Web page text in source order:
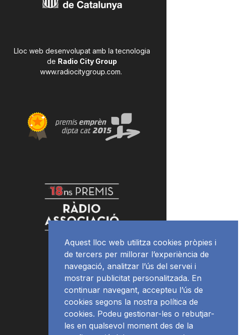
Lloc web desenvolupat amb la tecnologia
de Radio City Group
www.radiocitygroup.com.
Aquest lloc web utilitza cookies pròpies i
de tercers per millorar l’experiència de
navegació, analitzar l’ús del servei i
mostrar publicitat personalitzada. En
continuar navegant, accepteu l’ús de
cookies segons la nostra política de
cookies. Podeu gestionar-les o rebutjar-
les en qualsevol moment des de la